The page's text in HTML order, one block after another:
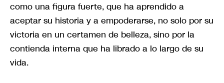
como una figura fuerte, que ha aprendido a
aceptar su historia y a empoderarse, no solo por su
victoria en un certamen de belleza, sino por la
contienda interna que ha librado a lo largo de su
vida.